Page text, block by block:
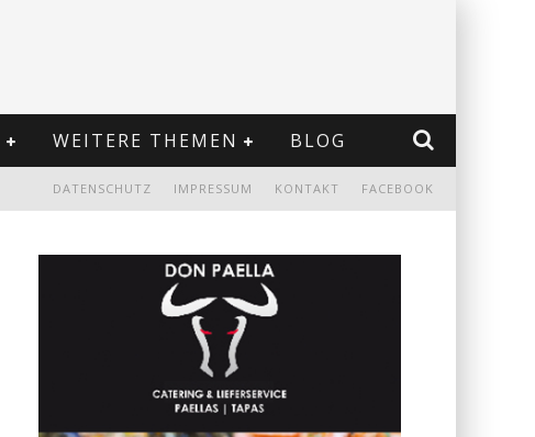
WEITERE THEMEN BLOG
FACEBOOK
KONTAKT
IMPRESSUM
DATENSCHUTZ